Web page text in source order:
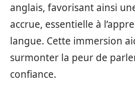
anglais, favorisant ainsi
accrue, essentielle à
langue. Cette immersion
surmonter la peur de
confiance.